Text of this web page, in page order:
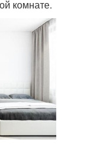
комнате.